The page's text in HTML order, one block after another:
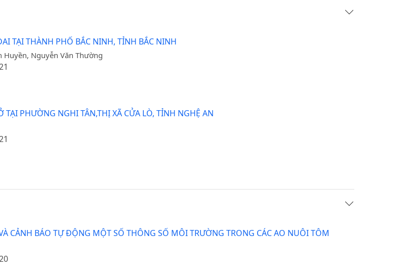
TẠI THÀNH PHỐ BẮC NINH, TỈNH BẮC NINH
Huyền, Nguyễn Văn Thường
PHƯỜNG NGHI TÂN,THỊ XÃ CỬA LÒ, TỈNH NGHỆ AN
CẢNH BÁO TỰ ĐỘNG MỘT SỐ THÔNG SỐ MÔI TRƯỜNG TRONG CÁC AO NUÔI TÔM